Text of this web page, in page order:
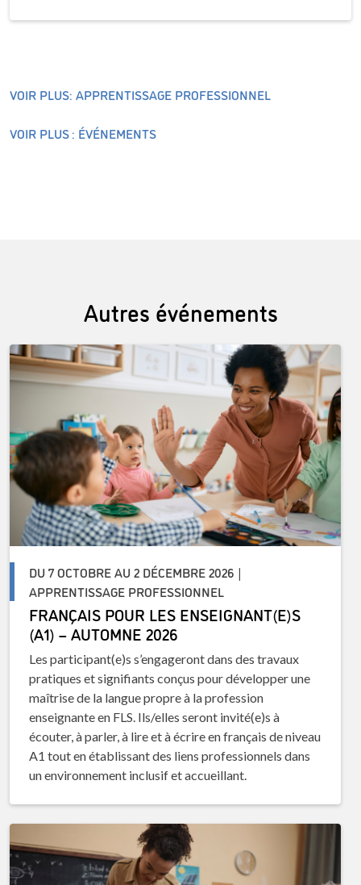
VOIR PLUS: APPRENTISSAGE PROFESSIONNEL
VOIR PLUS : ÉVÉNEMENTS
Autres événements
DU 7 OCTOBRE AU 2 DÉCEMBRE 2026 |
APPRENTISSAGE PROFESSIONNEL
FRANÇAIS POUR LES ENSEIGNANT(E)S
(A1) – AUTOMNE 2026
Les participant(e)s s’engageront dans des travaux
pratiques et signifiants conçus pour développer une
maîtrise de la langue propre à la profession
enseignante en FLS. Ils/elles seront invité(e)s à
écouter, à parler, à lire et à écrire en français de niveau
A1 tout en établissant des liens professionnels dans
un environnement inclusif et accueillant.